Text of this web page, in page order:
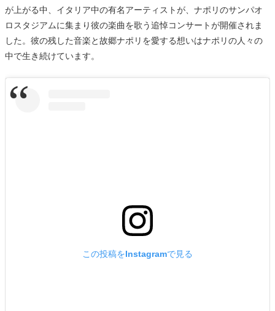
が上がる中、イタリア中の有名アーティストが、ナポリのサンパオ
ロスタジアムに集まり彼の楽曲を歌う追悼コンサートが開催されま
した。彼の残した音楽と故郷ナポリを愛する想いはナポリの人々の
中で生き続けています。
この投稿をInstagramで見る